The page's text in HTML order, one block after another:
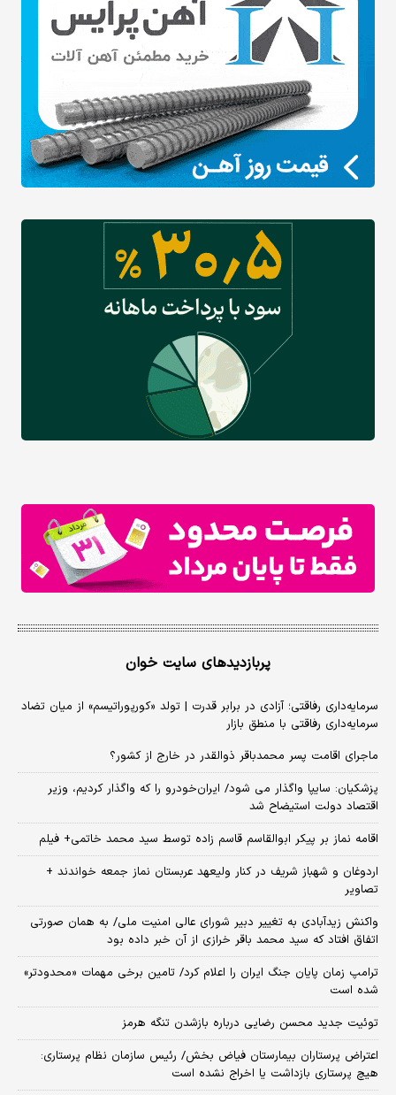
پربازدیدهای سایت خوان
سرمایه‌داری رفاقتی؛ آزادی در برابر قدرت | تولد «کورپوراتیسم» از میان تضاد
سرمایه‌داری رفاقتی با منطق بازار
ماجرای اقامت پسر محمدباقر ذوالقدر در خارج از کشور؟
پزشکیان: سایپا واگذار می شود/ ایران‌خودرو را که واگذار کردیم، وزیر
اقتصاد دولت استیضاح شد
اقامه نماز بر پیکر ابوالقاسم قاسم زاده توسط سید محمد خاتمی+ فیلم
اردوغان و شهباز شریف در کنار ولیعهد عربستان نماز جمعه خواندند +
تصاویر
واکنش زیدآبادی به تغییر دبیر شورای عالی امنیت ملی/ به همان صورتی
اتفاق افتاد که سید محمد باقر خرازی از آن خبر داده بود
ترامپ زمان پایان جنگ ایران را اعلام کرد/ تامین برخی مهمات «محدودتر»
شده است
توئیت جدید محسن رضایی درباره بازشدن تنگه هرمز
اعتراض پرستاران بیمارستان فیاض بخش/ رئیس سازمان نظام پرستاری:
هیچ پرستاری بازداشت یا اخراج نشده است